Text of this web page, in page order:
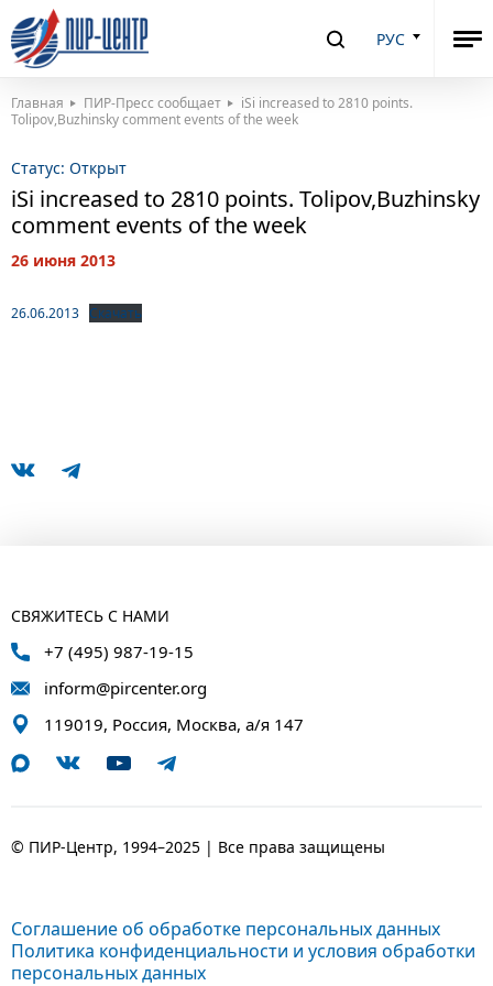
РУС
Главная ПИР-Пресс сообщает
iSi increased to 2810 points.
Tolipov,Buzhinsky comment events of the week
Статус: Открыт
iSi increased to 2810 points. Tolipov,Buzhinsky
comment events of the week
26 июня 2013
26.06.2013 Скачать
СВЯЖИТЕСЬ С НАМИ
+7 (495) 987-19-15
inform@pircenter.org
119019, Россия, Москва, а/я 147
© ПИР-Центр, 1994–2025 | Все права защищены
Соглашение об обработке персональных данных
Политика конфиденциальности и условия обработки
персональных данных